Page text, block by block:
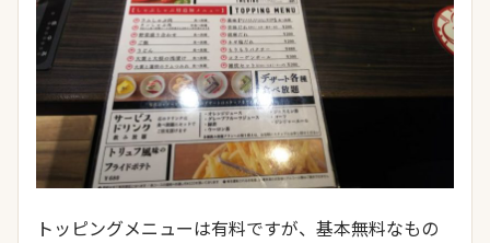
トッピングメニューは有料ですが、基本無料なもの